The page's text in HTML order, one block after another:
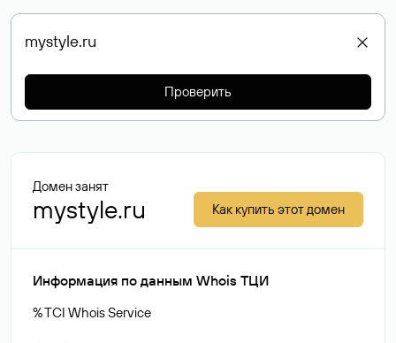
Проверить
Домен занят
mystyle.ru Как купить этот домен
Информация по данным Whois ТЦИ
% TCI Whois Service